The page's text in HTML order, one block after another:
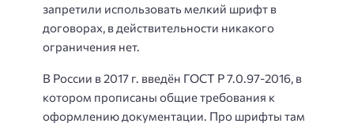
запретили использовать мелкий шрифт в
договорах, в действительности никакого
ограничения нет.
В России в 2017 г. введён ГОСТ Р 7.0.97-2016, в
котором прописаны общие требования к
оформлению документации. Про шрифты там